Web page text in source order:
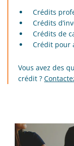
Crédits
Crédits
Crédits de
Crédit pour
Vous avez des
crédit ?